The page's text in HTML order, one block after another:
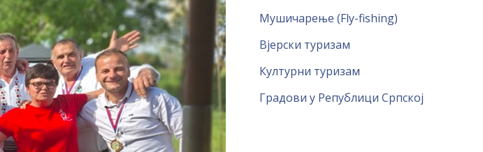
Мушичарење (Fly-fishing)
Вјерски туризам
Културни туризам
Градови у Републици Српској